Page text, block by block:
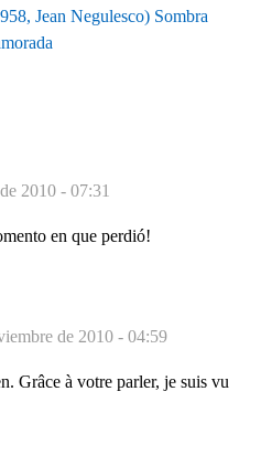
Jean Negulesco) Sombra
2010 - 07:31
en que perdió!
de 2010 - 04:59
Grâce à votre parler, je suis vu